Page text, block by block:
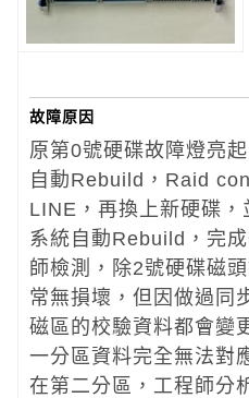
故障原因
原第0號硬碟故障燈亮
自動Rebuild，Raid
LINE，再換上新硬碟，
系統自動Rebuild，完
師檢測，除2號硬碟磁
常無損壞，但因做過同
磁區的校驗資料都會變
一分區資料完全無法對
在第二分區，工程師分